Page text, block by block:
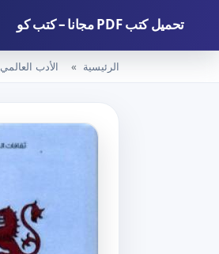
تحميل كتب PDF مجانا – كتب كو
الرئيسية الأدب العالمي